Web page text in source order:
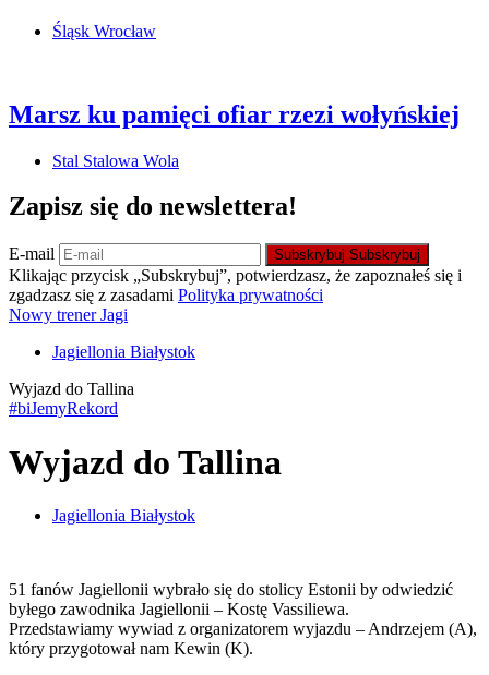
Śląsk Wrocław
Marsz ku pamięci ofiar rzezi wołyńskiej
Stal Stalowa Wola
Zapisz się do newslettera!
E-mail Subskrybuj Subskrybuj
Klikając przycisk „Subskrybuj”, potwierdzasz, że zapoznałeś się i
zgadzasz się z zasadami Polityka prywatności
Nowy trener Jagi
Jagiellonia Białystok
Wyjazd do Tallina
#biJemyRekord
Wyjazd do Tallina
Jagiellonia Białystok
51 fanów Jagiellonii wybrało się do stolicy Estonii by odwiedzić
byłego zawodnika Jagiellonii – Kostę Vassiliewa.
Przedstawiamy wywiad z organizatorem wyjazdu – Andrzejem (A),
który przygotował nam Kewin (K).